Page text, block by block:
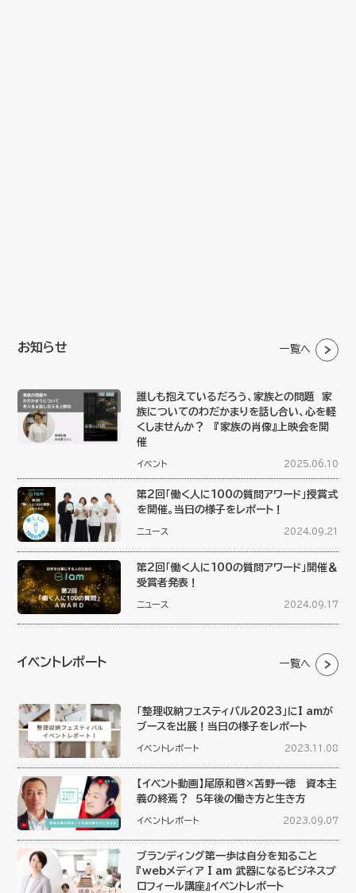
お知らせ 一覧へ
誰しも抱えているだろう、家族との問題 家
族についてのわだかまりを話し合い、心を軽
くしませんか？ 『家族の肖像』上映会を開
催
イベント 2025.06.10
第2回「働く人に100の質問アワード」授賞式
を開催。当日の様子をレポート！
ニュース 2024.09.21
第2回「働く人に100の質問アワード」開催＆
受賞者発表！
ニュース 2024.09.17
イベントレポート 一覧へ
「整理収納フェスティバル2023」にI amが
ブースを出展！当日の様子をレポート
イベントレポート 2023.11.08
【イベント動画】尾原和啓×苫野一徳 資本主
義の終焉？ ５年後の働き方と生き方
イベントレポート 2023.09.07
ブランディング第一歩は自分を知ること
『webメディア I am 武器になるビジネスプ
ロフィール講座』イベントレポート